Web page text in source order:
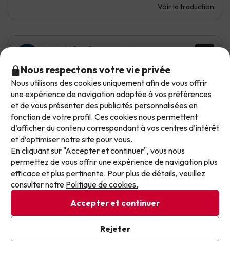
Voir la traduction
Jose Salvador A voyagé en famille
Ubicación
No tiene aire acondicionado, con lo que la estancia, en
verano, es un suplicio. El bufé de la cena deja que desear
y el aseo necesita una rehabilitación
Voir la traduction
Normal
10
Excellent
Ne laissez plus passer les meilleures offres !
Nos offres évoluent chaque jour. Inscrivez-vous et
recevez chaque semaine une sélection soignée de
nos dernières offres de vacances, pour ne plus
jamais passer à côté d’un excellent prix.
Écrivez votre e-mail ici
J'ai déjà souscrit
En vous inscrivant à notre newsletter, vous donnez votre accord
pour recevoir des communications marketing de la part de
Nous respectons votre vie privée
Nous utilisons des cookies uniquement afin de vous offrir
une expérience de navigation adaptée à vos préférences
et de vous présenter des publicités personnalisées en
fonction de votre profil. Ces cookies nous permettent
d’afficher du contenu correspondant à vos centres d’intérêt
et d’optimiser notre site pour vous.
En cliquant sur "Accepter et continuer", vous nous
permettez de vous offrir une expérience de navigation plus
efficace et plus pertinente. Pour plus de détails, veuillez
consulter notre Politique de cookies.
Accepter et continuer
Rejeter